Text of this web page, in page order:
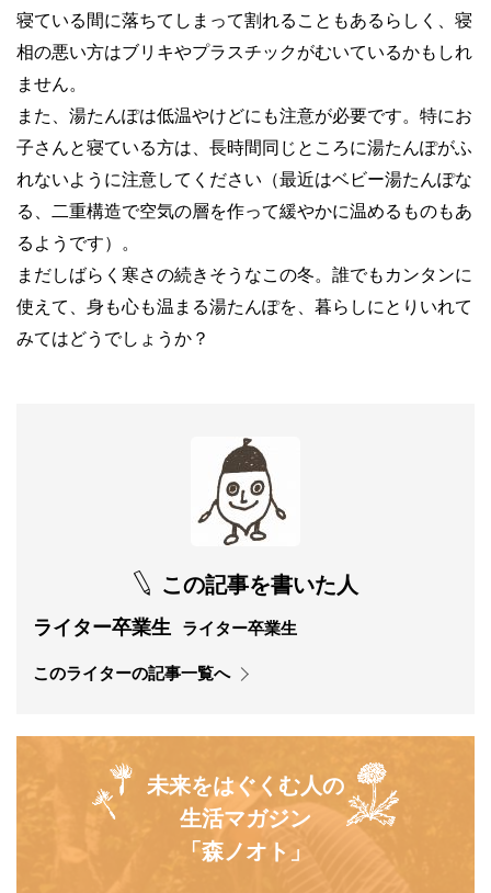
寝ている間に落ちてしまって割れることもあるらしく、寝
相の悪い方はブリキやプラスチックがむいているかもしれ
ません。
また、湯たんぽは低温やけどにも注意が必要です。特にお
子さんと寝ている方は、長時間同じところに湯たんぽがふ
れないように注意してください（最近はベビー湯たんぽな
る、二重構造で空気の層を作って緩やかに温めるものもあ
るようです）。
まだしばらく寒さの続きそうなこの冬。誰でもカンタンに
使えて、身も心も温まる湯たんぽを、暮らしにとりいれて
みてはどうでしょうか？
この記事を書いた人
ライター卒業生 ライター卒業生
このライターの記事一覧へ
未来をはぐくむ人の
生活マガジン
「森ノオト」